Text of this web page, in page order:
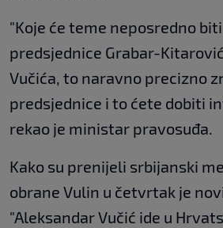
"Koje će teme neposredno
predsjednice Grabar-
Vučića, to naravno precizno
predsjednice i to ćete dobiti
rekao je ministar pravosuđa.
Kako su prenijeli srbijanski
obrane Vulin u četvrtak je
"Aleksandar Vučić ide u